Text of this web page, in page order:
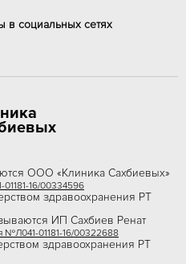
социальных сетях
ООО «Клиника Сахбиевых»
16/00334596
здравоохранения РТ
ИП Сахбиев Ренат
№Л041-01181-16/00322688
здравоохранения РТ